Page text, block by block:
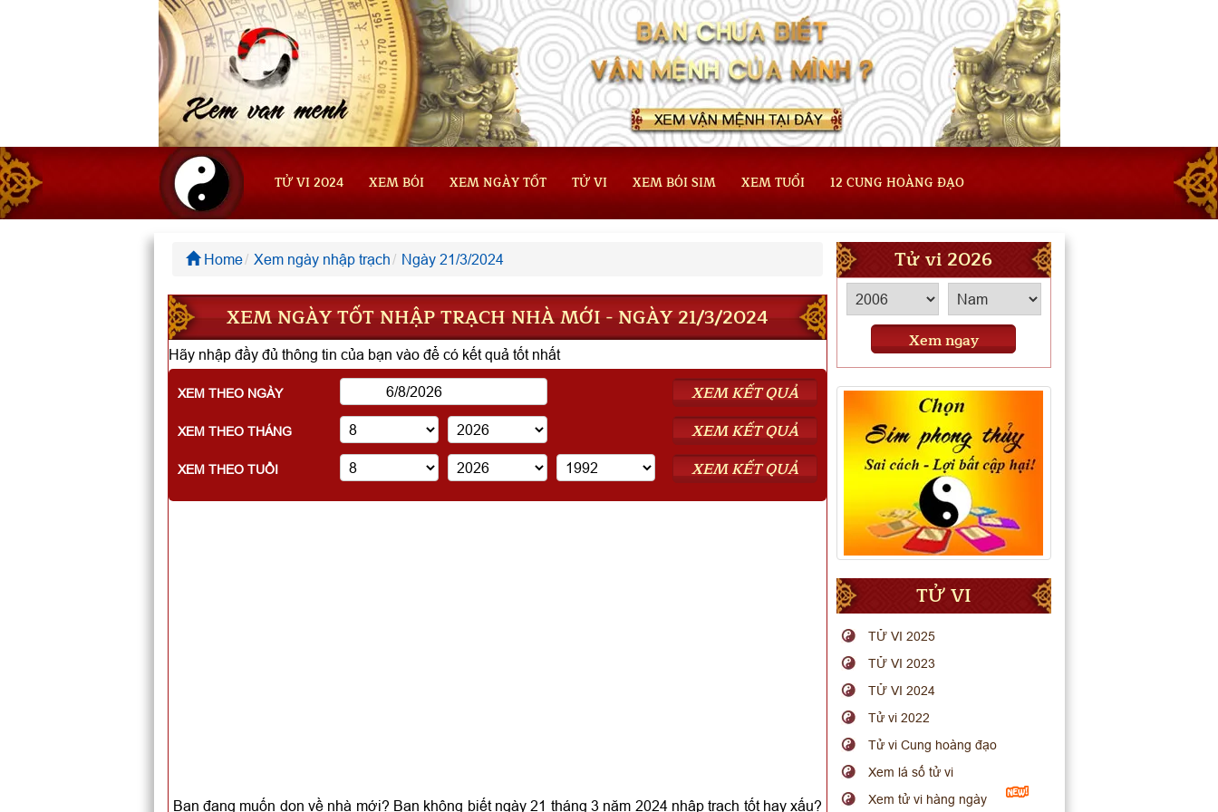
TỬ VI 2024 XEM BÓI XEM NGÀY TỐT TỬ VI XEM BÓI SIM XEM TUỔI 12 CUNG HOÀNG ĐẠO
Home Xem ngày nhập trạch Ngày 21/3/2024
XEM NGÀY TỐT NHẬP TRẠCH NHÀ MỚI - NGÀY 21/3/2024
Hãy nhập đầy đủ thông tin của bạn vào để có kết quả tốt nhất
XEM THEO NGÀY XEM KẾT QUẢ
XEM THEO THÁNG XEM KẾT QUẢ
XEM THEO TUỔI XEM KẾT QUẢ
Bạn đang muốn dọn về nhà mới? Bạn không biết ngày 21 tháng 3 năm 2024 nhập trạch tốt hay xấu?
Tử vi 2026
Xem ngay
TỬ VI
TỬ VI 2025
TỬ VI 2023
TỬ VI 2024
Tử vi 2022
Tử vi Cung hoàng đạo
Xem lá số tử vi
Xem tử vi hàng ngày